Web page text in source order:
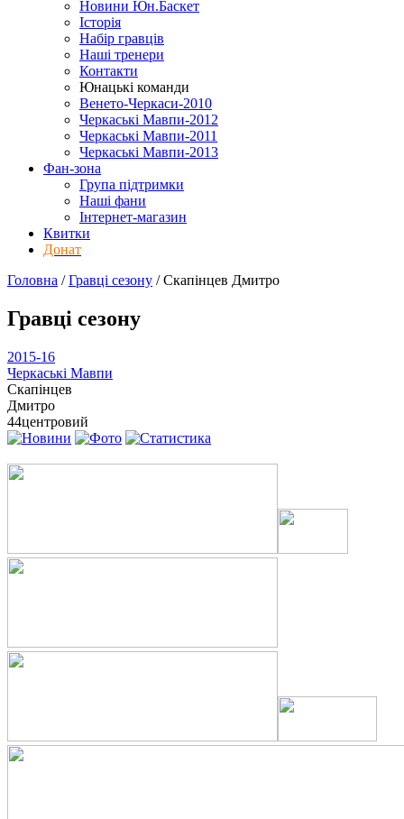
Новини Юн.Баскет
Історія
Набір гравців
Наші тренери
Контакти
Юнацькі команди
Венето-Черкаси-2010
Черкаські Мавпи-2012
Черкаські Мавпи-2011
Черкаські Мавпи-2013
Фан-зона
Група підтримки
Наші фани
Інтернет-магазин
Квитки
Донат
Головна /Гравці сезону /Скапінцев Дмитро
Гравці сезону
2015-16
Черкаські Мавпи
Скапінцев
Дмитро
44центровий